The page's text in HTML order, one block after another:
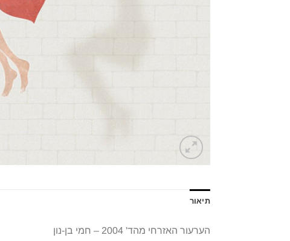
תיאור
הערעור האזרחי מהד' 2004 – חמי בן-נון